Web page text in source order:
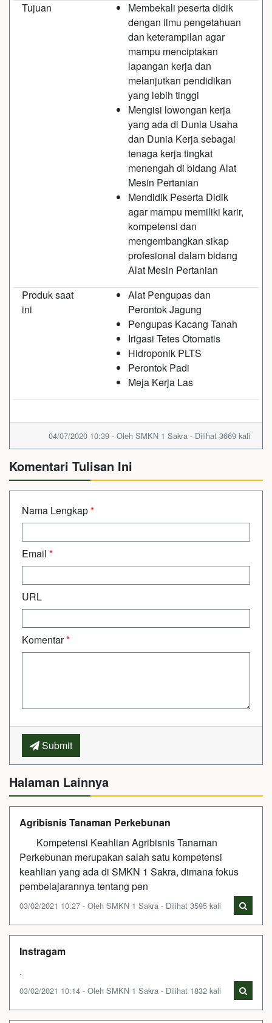
Tujuan
Membekali peserta didik
dengan ilmu pengetahuan
dan keterampilan agar
mampu menciptakan
lapangan kerja dan
melanjutkan pendidikan
yang lebih tinggi
Mengisi lowongan kerja
yang ada di Dunia Usaha
dan Dunia Kerja sebagai
tenaga kerja tingkat
menengah di bidang Alat
Mesin Pertanian
Mendidik Peserta Didik
agar mampu memiliki karir,
kompetensi dan
mengembangkan sikap
profesional dalam bidang
Alat Mesin Pertanian
Produk saat
ini
Alat Pengupas dan
Perontok Jagung
Pengupas Kacang Tanah
Irigasi Tetes Otomatis
Hidroponik PLTS
Perontok Padi
Meja Kerja Las
04/07/2020 10:39 - Oleh SMKN 1 Sakra - Dilihat 3669 kali
Komentari Tulisan Ini
Nama Lengkap*
Email *
URL
Komentar*
Submit
Halaman Lainnya
Agribisnis Tanaman Perkebunan
Kompetensi Keahlian Agribisnis Tanaman
Perkebunan merupakan salah satu kompetensi
keahlian yang ada di SMKN 1 Sakra, dimana fokus
pembelajarannya tentang pen
03/02/2021 10:27 - Oleh SMKN 1 Sakra - Dilihat 3595 kali
Instragam
.
03/02/2021 10:14 - Oleh SMKN 1 Sakra - Dilihat 1832 kali